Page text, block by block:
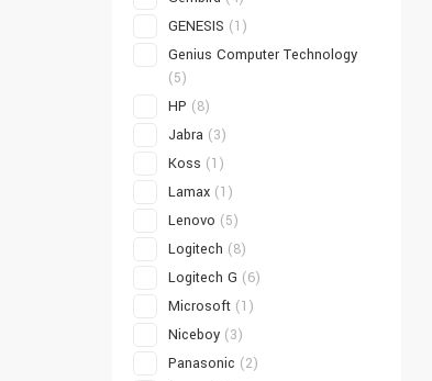
GENESIS (1)
Genius Computer Technology
(5)
HP (8)
Jabra (3)
Koss (1)
Lamax (1)
Lenovo (5)
Logitech (8)
Logitech G (6)
Microsoft (1)
Niceboy (3)
Panasonic (2)